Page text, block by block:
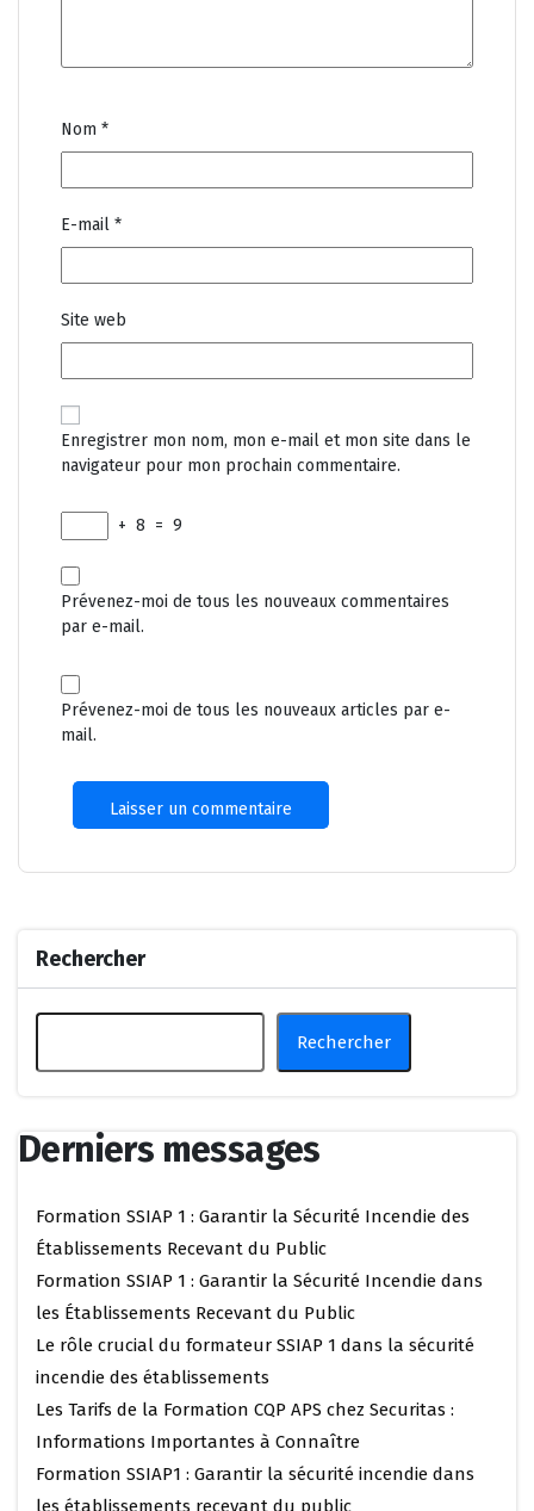
Nom *
E-mail *
Site web
Enregistrer mon nom, mon e-mail et mon site dans le
navigateur pour mon prochain commentaire.
+ 8 = 9
Prévenez-moi de tous les nouveaux commentaires
par e-mail.
Prévenez-moi de tous les nouveaux articles par e-
mail.
Rechercher
Rechercher
Derniers messages
Formation SSIAP 1 : Garantir la Sécurité Incendie des
Établissements Recevant du Public
Formation SSIAP 1 : Garantir la Sécurité Incendie dans
les Établissements Recevant du Public
Le rôle crucial du formateur SSIAP 1 dans la sécurité
incendie des établissements
Les Tarifs de la Formation CQP APS chez Securitas :
Informations Importantes à Connaître
Formation SSIAP1 : Garantir la sécurité incendie dans
les établissements recevant du public